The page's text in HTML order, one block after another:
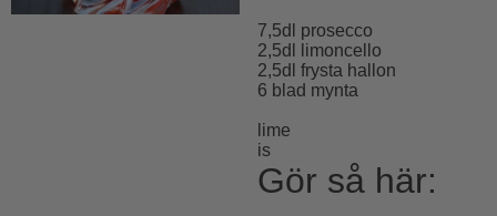
7,5dl prosecco
2,5dl limoncello
2,5dl frysta hallon
6 blad mynta
lime
is
Gör så här: